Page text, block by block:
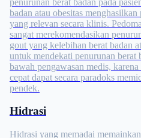
badan atau obesitas
yang relevan secara klinis.
sangat merekomendasikan
gout yang kelebihan berat badan
untuk mendekati penurunan berat
bawah pengawasan medis,
cepat dapat secara paradoks
pendek.
Hidrasi
Hidrasi yang memadai